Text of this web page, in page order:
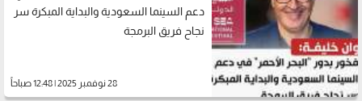
دعم السينما السعودية والبداية المبكرة سر
نجاح فريق البرمجة
28 نوفمبر 2025 | 12:48 صباحاً